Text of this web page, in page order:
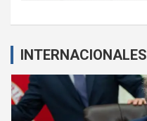
INTERNACIONALES